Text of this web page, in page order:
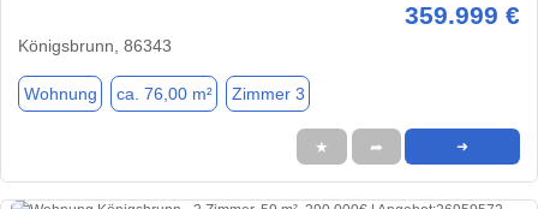
359.999 €
Königsbrunn, 86343
Wohnung ca. 76,00 m² Zimmer 3
★ ➦ ➜